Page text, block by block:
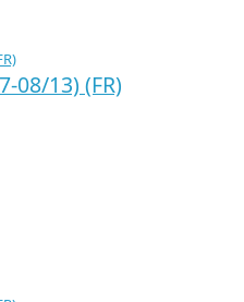
08/13) (FR)